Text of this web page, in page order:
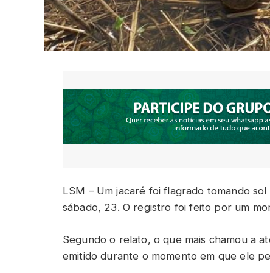
LSM – Um jacaré foi flagrado tomando
sábado, 23. O registro foi feito por um
Segundo o relato, o que mais chamou a
emitido durante o momento em que ele